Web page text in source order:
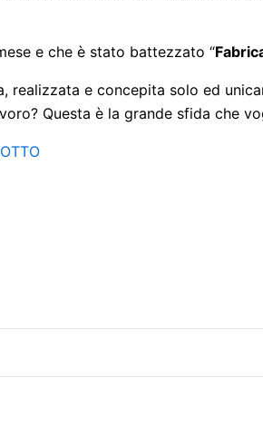
e che è stato battezzato “
realizzata e concepita solo ed
Questa è la grande sfida che